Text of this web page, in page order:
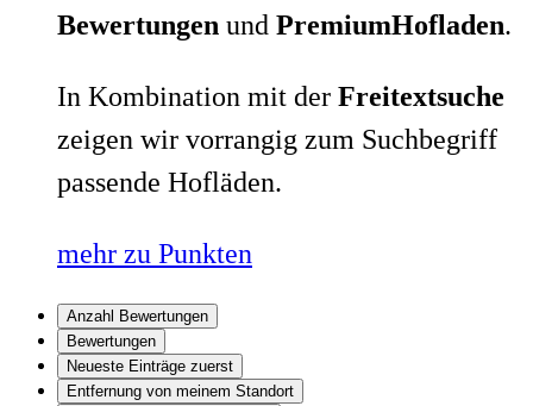
Bewertungen und PremiumHofladen.
In Kombination mit der Freitextsuche
zeigen wir vorrangig zum Suchbegriff
passende Hofläden.
mehr zu Punkten
Anzahl Bewertungen
Bewertungen
Neueste Einträge zuerst
Entfernung von meinem Standort